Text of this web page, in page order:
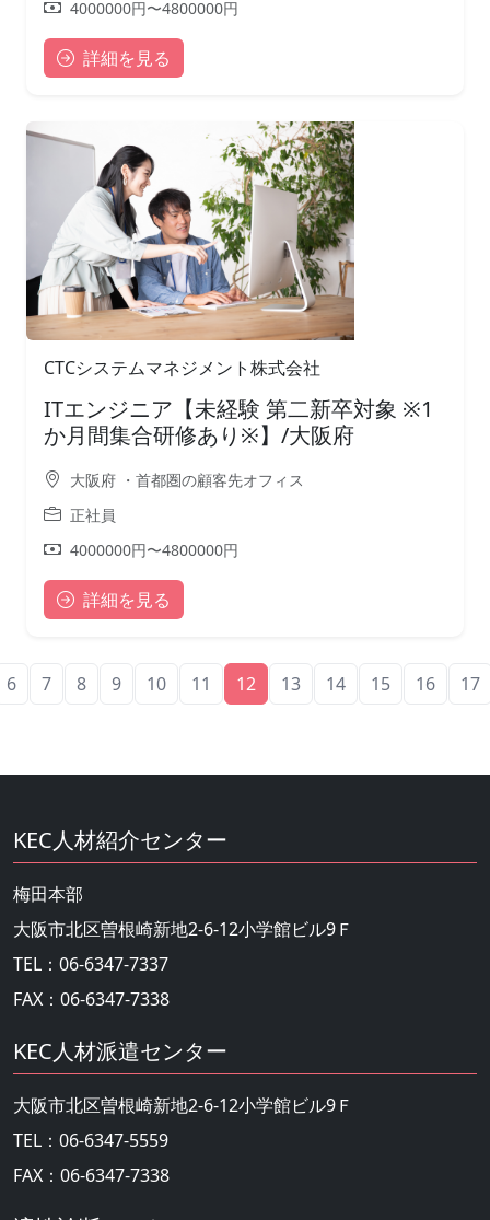
4000000円〜4800000円
詳細を見る
CTCシステムマネジメント株式会社
ITエンジニア【未経験 第二新卒対象 ※1
か月間集合研修あり※】/大阪府
大阪府 ・首都圏の顧客先オフィス
正社員
4000000円〜4800000円
詳細を見る
6 7 8 9 10 11 12 13 14 15 16 17
KEC人材紹介センター
梅田本部
大阪市北区曽根崎新地2-6-12小学館ビル9Ｆ
TEL：06-6347-7337
FAX：06-6347-7338
KEC人材派遣センター
大阪市北区曽根崎新地2-6-12小学館ビル9Ｆ
TEL：06-6347-5559
FAX：06-6347-7338